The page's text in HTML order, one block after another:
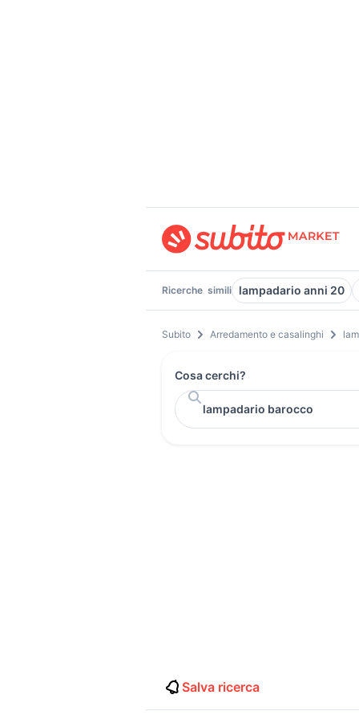
Ricerche simili lampadario anni 20
Subito Arredamento e casalinghi
Cosa cerchi?
Salva ricerca